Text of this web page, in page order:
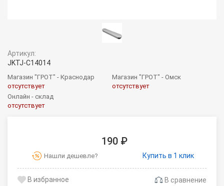
Артикул:
JKTJ-C14014
Магазин "ГРОТ" - Краснодар
отсутствует
Магазин "ГРОТ" - Омск
отсутствует
Онлайн - склад
отсутствует
190 ₽
Нашли дешевле? Купить в 1 клик
В сравнение